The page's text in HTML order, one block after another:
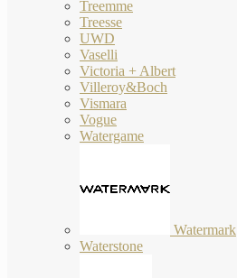
Treemme
Treesse
UWD
Vaselli
Victoria + Albert
Villeroy&Boch
Vismara
Vogue
Watergame
Watermark
Waterstone